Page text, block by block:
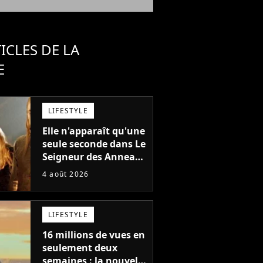
DE LA
LIFESTYLE
Elle n'apparaît qu'une
seule seconde dans Le
Seigneur des Anneaux
: avez-vous reconnu
cinéma dans la saga ?
4 août 2026
LIFESTYLE
16 millions de vues en
seulement deux